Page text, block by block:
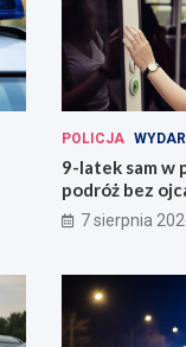
POLICJA
9-latek sam w
podróż bez
7 sierpnia